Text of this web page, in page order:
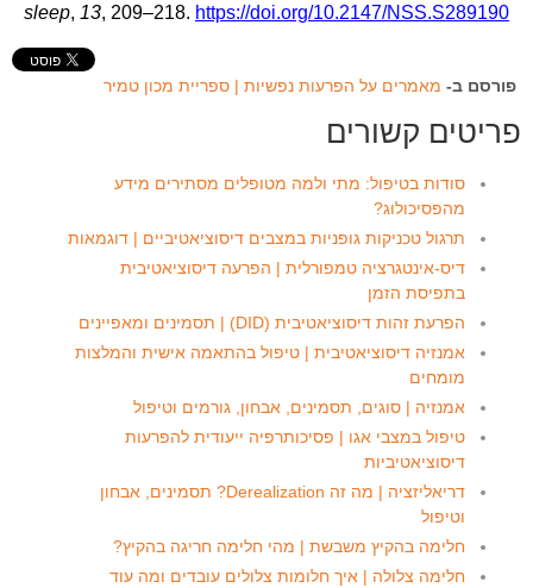
sleep, 13, 209–218. https://doi.org/10.2147/NSS.S289190
פורסם ב- מאמרים על הפרעות נפשיות | ספריית מכון טמיר
פריטים קשורים
סודות בטיפול: מתי ולמה מטופלים מסתירים מידע
מהפסיכולוג?
תרגול טכניקות גופניות במצבים דיסוציאטיביים | דוגמאות
דיס-אינטגרציה טמפורלית | הפרעה דיסוציאטיבית
בתפיסת הזמן
הפרעת זהות דיסוציאטיבית (DID) | תסמינים ומאפיינים
אמנזיה דיסוציאטיבית | טיפול בהתאמה אישית והמלצות
מומחים
אמנזיה | סוגים, תסמינים, אבחון, גורמים וטיפול
טיפול במצבי אגו | פסיכותרפיה ייעודית להפרעות
דיסוציאטיביות
דריאליזציה | מה זה Derealization? תסמינים, אבחון
וטיפול
חלימה בהקיץ משבשת | מהי חלימה חריגה בהקיץ?
חלימה צלולה | איך חלומות צלולים עובדים ומה עוד